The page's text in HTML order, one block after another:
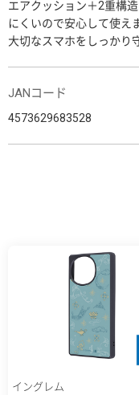
エアクッション＋2重構
にくいので安心して使え
大切なスマホをしっかり
JANコード
4573629683528
イングレム